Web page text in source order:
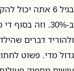
בגיל 6 אתה
ב-30%. וזה
ולהוריד דברים
גדול מדי. פשוט